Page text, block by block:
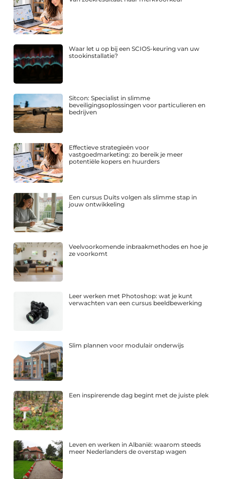
Waar let u op bij een SCIOS-keuring van uw
stookinstallatie?
Sitcon: Specialist in slimme
beveiligingsoplossingen voor particulieren en
bedrijven
Effectieve strategieën voor
vastgoedmarketing: zo bereik je meer
potentiële kopers en huurders
Een cursus Duits volgen als slimme stap in
jouw ontwikkeling
Veelvoorkomende inbraakmethodes en hoe je
ze voorkomt
Leer werken met Photoshop: wat je kunt
verwachten van een cursus beeldbewerking
Slim plannen voor modulair onderwijs
Een inspirerende dag begint met de juiste plek
Leven en werken in Albanië: waarom steeds
meer Nederlanders de overstap wagen